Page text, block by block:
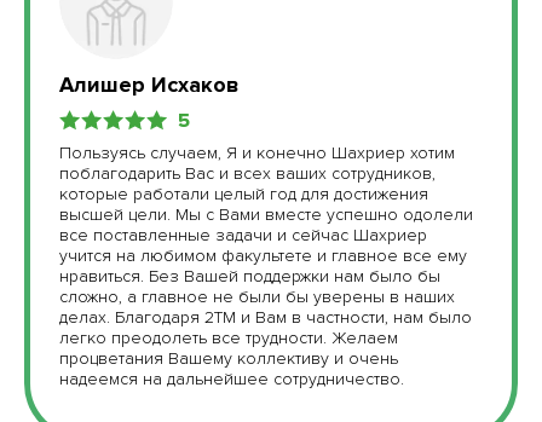
Алишер Исхаков
5
Пользуясь случаем, Я и конечно Шахриер хотим
поблагодарить Вас и всех ваших сотрудников,
которые работали целый год для достижения
высшей цели. Мы с Вами вместе успешно одолели
все поставленные задачи и сейчас Шахриер
учится на любимом факультете и главное все ему
нравиться. Без Вашей поддержки нам было бы
сложно, а главное не были бы уверены в наших
делах. Благодаря 2ТМ и Вам в частности, нам было
легко преодолеть все трудности. Желаем
процветания Вашему коллективу и очень
надеемся на дальнейшее сотрудничество.
Я согласен(а) на обработку моих персональных
данных
Я согласен(а) с условиями использования